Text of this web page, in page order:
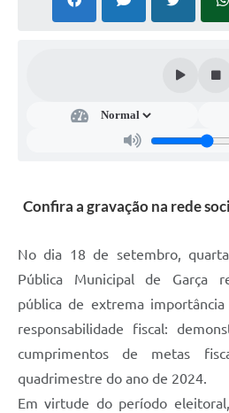
Súmulas Administrativas
Credenciamento Feirantes
Concursos
Notícias
Nota Fiscal Eletrônica
Confira a gravação na rede
No dia 18 de setembro,
Pública Municipal de Garça
pública de extrema
responsabilidade fiscal:
cumprimentos de metas
quadrimestre do ano de 2024.
Em virtude do período